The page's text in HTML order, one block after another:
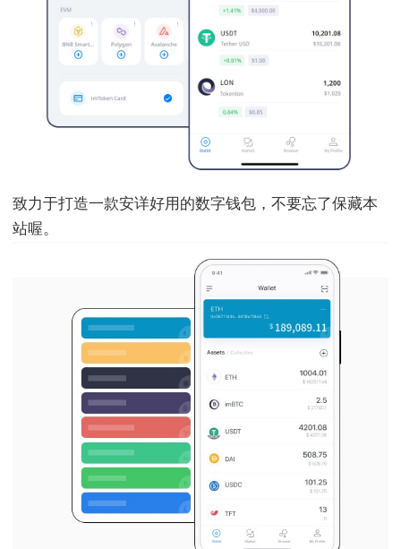
致力于打造一款安详好用的数字钱包，不要忘了保藏本
站喔。